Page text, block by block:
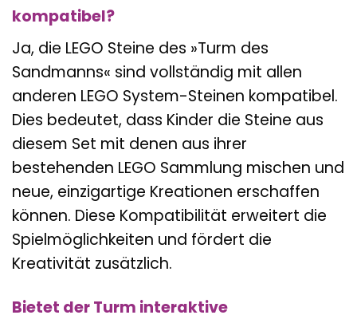
kompatibel?
Ja, die LEGO Steine des »Turm des
Sandmanns« sind vollständig mit allen
anderen LEGO System-Steinen kompatibel.
Dies bedeutet, dass Kinder die Steine aus
diesem Set mit denen aus ihrer
bestehenden LEGO Sammlung mischen und
neue, einzigartige Kreationen erschaffen
können. Diese Kompatibilität erweitert die
Spielmöglichkeiten und fördert die
Kreativität zusätzlich.
Bietet der Turm interaktive